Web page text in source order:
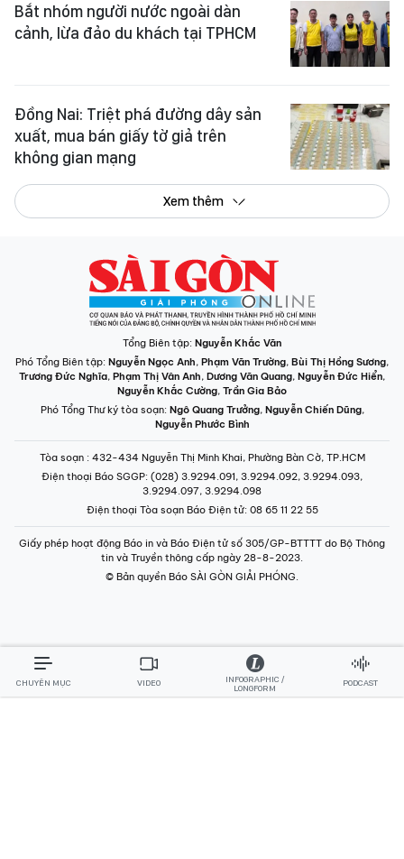
Bắt nhóm người nước ngoài dàn
cảnh, lừa đảo du khách tại TPHCM
Đồng Nai: Triệt phá đường dây sản
xuất, mua bán giấy tờ giả trên
không gian mạng
Xem thêm
Tổng Biên tập: Nguyễn Khắc Văn
Phó Tổng Biên tập: Nguyễn Ngọc Anh, Phạm Văn Trường, Bùi Thị Hồng Sương,
Trương Đức Nghĩa, Phạm Thị Vân Anh, Dương Văn Quang, Nguyễn Đức Hiển,
Nguyễn Khắc Cường, Trần Gia Bảo
Phó Tổng Thư ký tòa soạn: Ngô Quang Trưởng, Nguyễn Chiến Dũng,
Nguyễn Phước Bình
Tòa soạn : 432-434 Nguyễn Thị Minh Khai, Phường Bàn Cờ, TP.HCM
Điện thoại Báo SGGP: (028) 3.9294.091, 3.9294.092, 3.9294.093,
3.9294.097, 3.9294.098
Điện thoại Tòa soạn Báo Điện tử: 08 65 11 22 55
Giấy phép hoạt động Báo in và Báo Điện tử số 305/GP-BTTTT do Bộ Thông
tin và Truyền thông cấp ngày 28-8-2023.
© Bản quyền Báo SÀI GÒN GIẢI PHÓNG.
CHUYÊN MỤC VIDEO
INFOGRAPHIC /
LONGFORM
PODCAST